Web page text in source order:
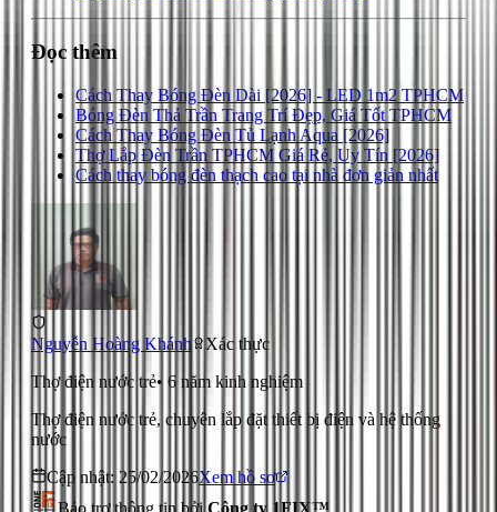
Đọc thêm
Cách Thay Bóng Đèn Dài [2026] - LED 1m2 TPHCM
Bóng Đèn Thả Trần Trang Trí Đẹp, Giá Tốt TPHCM
Cách Thay Bóng Đèn Tủ Lạnh Aqua [2026]
Thợ Lắp Đèn Trần TPHCM Giá Rẻ, Uy Tín [2026]
Cách thay bóng đèn thạch cao tại nhà đơn giản nhất
Nguyễn Hoàng Khánh
Xác thực
Thợ điện nước trẻ• 6 năm kinh nghiệm
Thợ điện nước trẻ, chuyên lắp đặt thiết bị điện và hệ thống
nước
Cập nhật: 25/02/2026Xem hồ sơ
Bảo trợ thông tin bởi Công ty 1FIX™